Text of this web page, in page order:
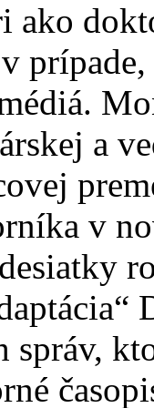
a
v
správ,